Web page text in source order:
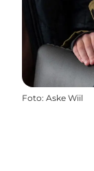
Foto: Aske Wiil